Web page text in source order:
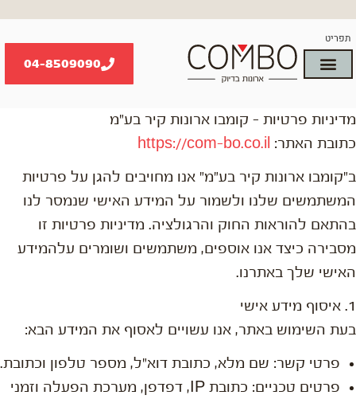
לתוכן
04-8509090
תפריט
מדיניות פרטיות – קומבו ארונות קיר בע"מ
כתובת האתר: https://com-bo.co.il
ב"קומבו ארונות קיר בע"מ" אנו מחויבים להגן על פרטיות
המשתמשים שלנו ולשמור על המידע האישי שנמסר לנו
בהתאם להוראות החוק והרגולציה. מדיניות פרטיות זו
מסבירה כיצד אנו אוספים, משתמשים ושומרים עלהמידע
האישי שלך באתרנו.
1. איסוף מידע אישי
בעת השימוש באתר, אנו עשויים לאסוף את המידע הבא:
פרטי קשר: שם מלא, כתובת דוא"ל, מספר טלפון וכתובת.
פרטים טכניים: כתובת IP, דפדפן, מערכת הפעלה וזמני